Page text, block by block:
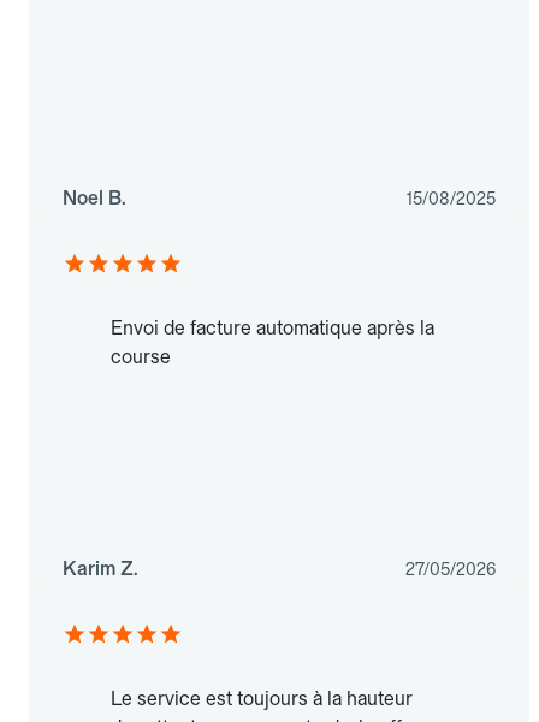
Noel B. 15/08/2025
Envoi de facture automatique après la
course
Karim Z. 27/05/2026
Le service est toujours à la hauteur